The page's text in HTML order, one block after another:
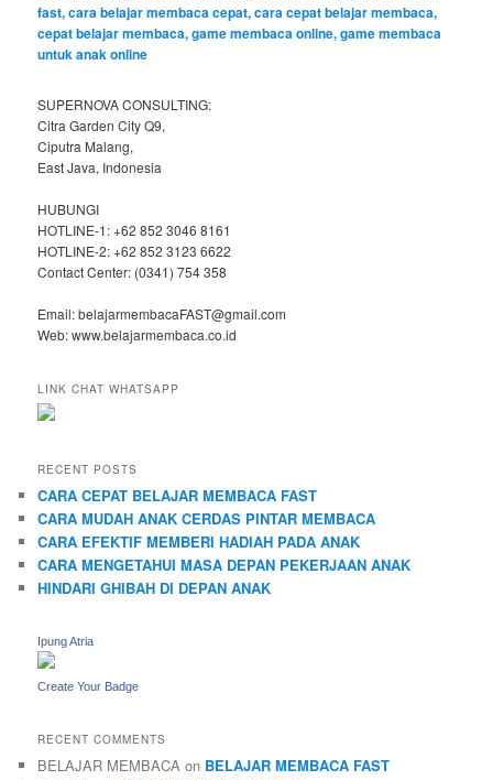
SUPERNOVA CONSULTING:
Citra Garden City Q9,
Ciputra Malang,
East Java, Indonesia
HUBUNGI
HOTLINE-1: +62 852 3046 8161
HOTLINE-2: +62 852 3123 6622
Contact Center: (0341) 754 358
Email: belajarmembacaFAST@gmail.com
Web: www.belajarmembaca.co.id
LINK CHAT WHATSAPP
RECENT POSTS
CARA CEPAT BELAJAR MEMBACA FAST
CARA MUDAH ANAK CERDAS PINTAR MEMBACA
CARA EFEKTIF MEMBERI HADIAH PADA ANAK
CARA MENGETAHUI MASA DEPAN PEKERJAAN ANAK
HINDARI GHIBAH DI DEPAN ANAK
Ipung Atria
Create Your Badge
RECENT COMMENTS
BELAJAR MEMBACA on BELAJAR MEMBACA FAST